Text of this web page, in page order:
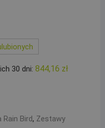
30 dni: 844,16 zł
Bird, Zestawy